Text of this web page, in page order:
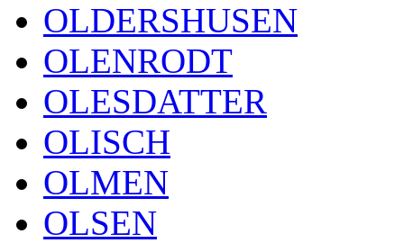
OLDERSHUSEN
OLENRODT
OLESDATTER
OLISCH
OLMEN
OLSEN